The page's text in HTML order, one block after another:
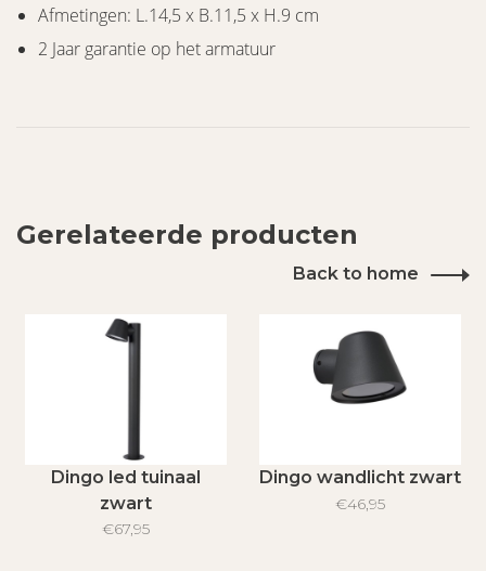
Afmetingen: L.14,5 x B.11,5 x H.9 cm
2 Jaar garantie op het armatuur
Gerelateerde producten
Back to home
Dingo led tuinaal
zwart
€67,95
Dingo wandlicht zwart
€46,95